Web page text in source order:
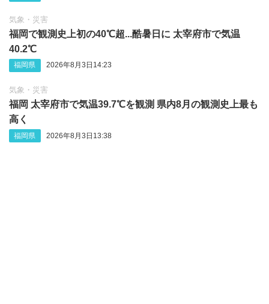
気象・災害
福岡で観測史上初の40℃超...酷暑日に 太宰府市で気温
40.2℃
福岡県 2026年8月3日14:23
気象・災害
福岡 太宰府市で気温39.7℃を観測 県内8月の観測史上最も
高く
福岡県 2026年8月3日13:38